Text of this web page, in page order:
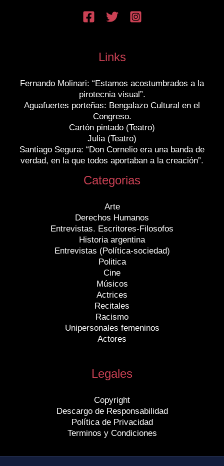
Links
Fernando Molinari: “Estamos acostumbrados a la
pirotecnia visual”.
Aguafuertes porteñas: Bengalazo Cultural en el
Congreso.
Cartón pintado (Teatro)
Julia (Teatro)
Santiago Segura: “Don Cornelio era una banda de
verdad, en la que todos aportaban a la creación”.
Categorias
Arte
Derechos Humanos
Entrevistas. Escritores-Filosofos
Historia argentina
Entrevistas (Política-sociedad)
Politica
Cine
Músicos
Actrices
Recitales
Racismo
Unipersonales femeninos
Actores
Legales
Copyright
Descargo de Responsabilidad
Política de Privacidad
Terminos y Condiciones